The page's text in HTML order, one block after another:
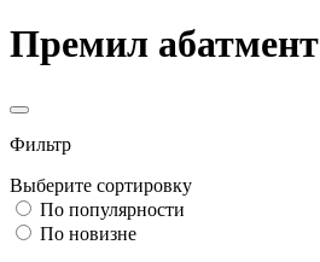
Премил абатмент
Фильтр
Выберите сортировку
По популярности
По новизне